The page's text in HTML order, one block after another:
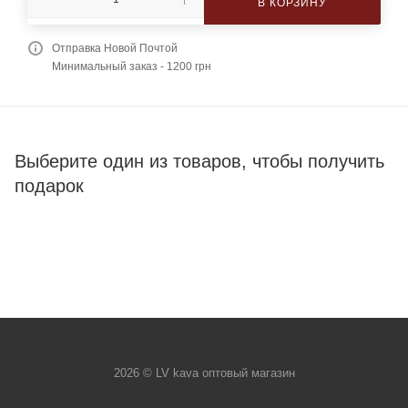
В КОРЗИНУ
Отправка Новой Почтой
Минимальный заказ - 1200 грн
Выберите один из товаров, чтобы получить
подарок
2026 © LV kava оптовый магазин